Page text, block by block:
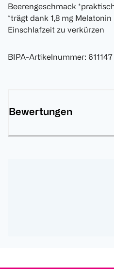
Beerengeschmack
*trägt dank 1,8 mg
Einschlafzeit zu verkürzen
BIPA-Artikelnummer: 611147
Bewertungen